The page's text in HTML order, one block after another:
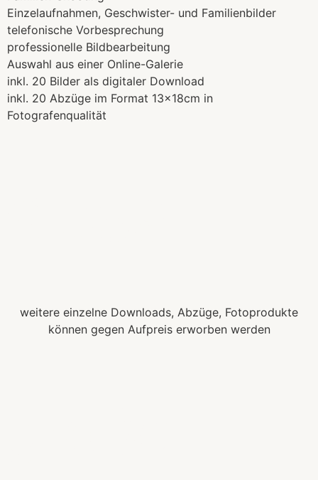
Einzelaufnahmen, Geschwister- und Familienbilder
telefonische Vorbesprechung
professionelle Bildbearbeitung
Auswahl aus einer Online-Galerie
inkl. 20 Bilder als digitaler Download
inkl. 20 Abzüge im Format 13x18cm in
Fotografenqualität
weitere einzelne Downloads, Abzüge, Fotoprodukte
können gegen Aufpreis erworben werden